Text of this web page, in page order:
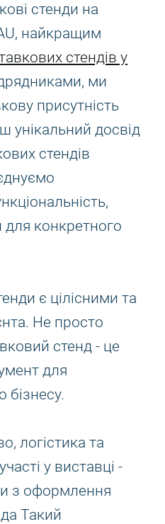
стенди на
найкращим
стендів у
ми
присутність
унікальний досвід
стендів
конкретного
є цілісними та
Не просто
стенд - це
для
бізнесу.
логістика та
у виставці -
з оформлення
Такий